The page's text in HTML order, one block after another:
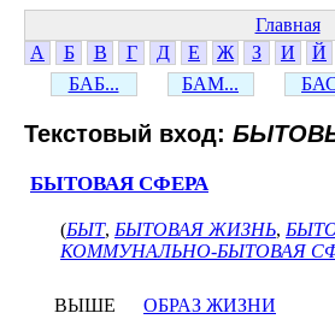
Главная
А
Б В Г Д Е Ж З И Й
БАБ...
БАМ...
Текстовый вход:
БЫТОВАЯ СФЕРА
(БЫТ, БЫТОВАЯ ЖИЗНЬ,
КОММУНАЛЬНО-БЫТОВАЯ
ВЫШЕ
ОБРАЗ ЖИЗНИ